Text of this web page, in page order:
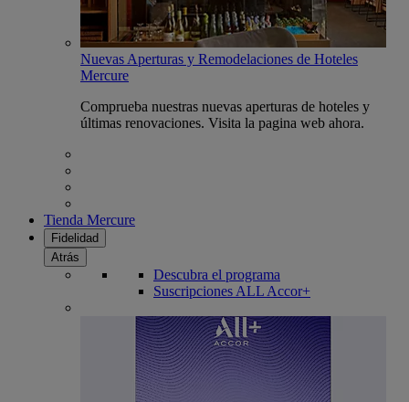
Nuevas Aperturas y Remodelaciones de Hoteles
Mercure
Comprueba nuestras nuevas aperturas de hoteles y
últimas renovaciones. Visita la pagina web ahora.
Tienda Mercure
Fidelidad
Atrás
Descubra el programa
Suscripciones ALL Accor+